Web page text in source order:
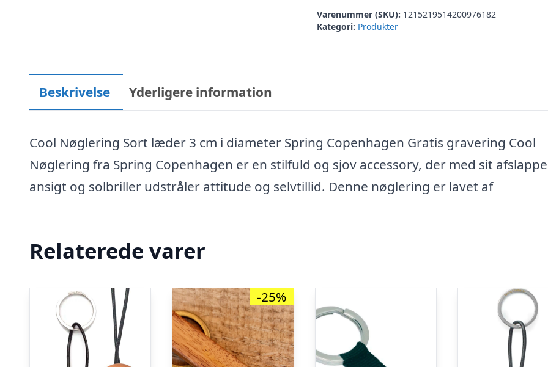
Varenummer (SKU): 1215219514200976182
Kategori: Produkter
Beskrivelse Yderligere information
Cool Nøglering Sort læder 3 cm i diameter Spring Copenhagen Gratis gravering Cool
Nøglering fra Spring Copenhagen er en stilfuld og sjov accessory, der med sit
ansigt og solbriller udstråler attitude og selvtillid. Denne nøglering er lavet af
Relaterede varer
-25%